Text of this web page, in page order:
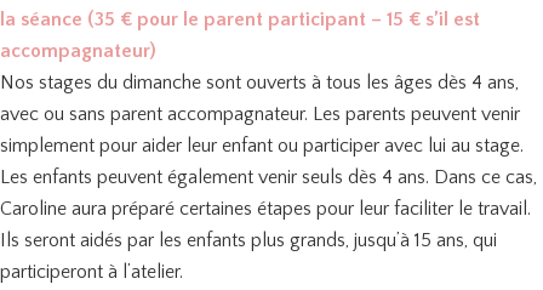
la séance (35 € pour le parent participant – 15 € s’il est
accompagnateur)
Nos stages du dimanche sont ouverts à tous les âges dès 4 ans,
avec ou sans parent accompagnateur. Les parents peuvent venir
simplement pour aider leur enfant ou participer avec lui au stage.
Les enfants peuvent également venir seuls dès 4 ans. Dans ce cas,
Caroline aura préparé certaines étapes pour leur faciliter le travail.
Ils seront aidés par les enfants plus grands, jusqu’à 15 ans, qui
participeront à l’atelier.